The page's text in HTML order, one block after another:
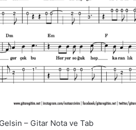
– Gitar Nota ve Tab